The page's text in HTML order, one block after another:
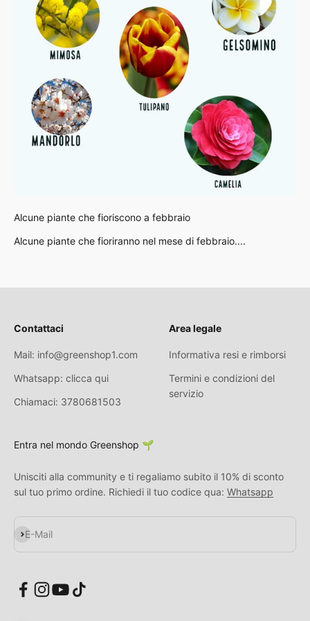
Alcune piante che fioriscono a febbraio
Alcune piante che fioriranno nel mese di febbraio....
Contattaci
Mail: info@greenshop1.com
Whatsapp: clicca qui
Chiamaci: 3780681503
Area legale
Informativa resi e rimborsi
Termini e condizioni del
servizio
Entra nel mondo Greenshop 🌱
Unisciti alla community e ti regaliamo subito il 10% di sconto
sul tuo primo ordine. Richiedi il tuo codice qua: Whatsapp
E-Mail
Abonnieren